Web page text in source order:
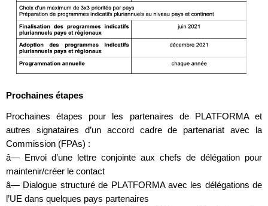
Prochaines étapes
Prochaines étapes pour les partenaires de PLATFORMA et
autres signataires d’un accord cadre de partenariat avec la
Commission (FPAs) :
â— Envoi d’une lettre conjointe aux chefs de délégation pour
maintenir/créer le contact
â— Dialogue structuré de PLATFORMA avec les délégations de
l’UE dans quelques pays partenaires